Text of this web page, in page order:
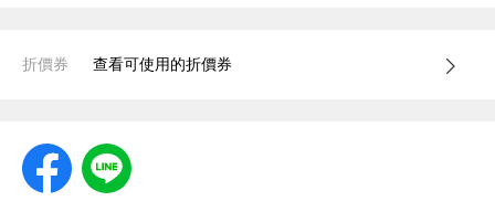
折價券 查看可使用的折價券